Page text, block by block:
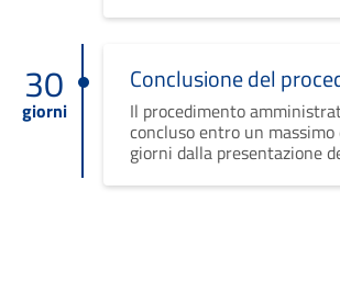
30
giorni
Conclusione del
Il procedimento
concluso entro un
giorni dalla presentazione